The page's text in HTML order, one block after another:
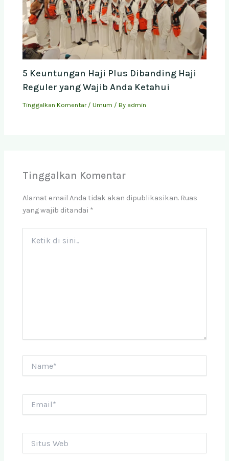
5 Keuntungan Haji Plus Dibanding Haji
Reguler yang Wajib Anda Ketahui
Tinggalkan Komentar /Umum / By admin
Tinggalkan Komentar
Alamat email Anda tidak akan dipublikasikan. Ruas
yang wajib ditandai *
Web